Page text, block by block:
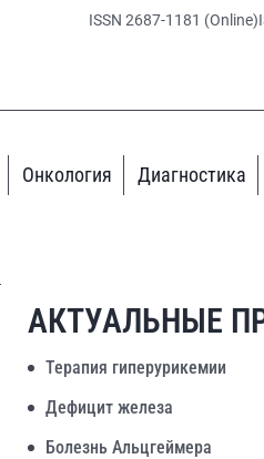
ISSN 2687-1181 (Online)
Онкология Диагностика
АКТУАЛЬНЫЕ
Терапия гиперурикемии
Дефицит железа
Болезнь Альцгеймера